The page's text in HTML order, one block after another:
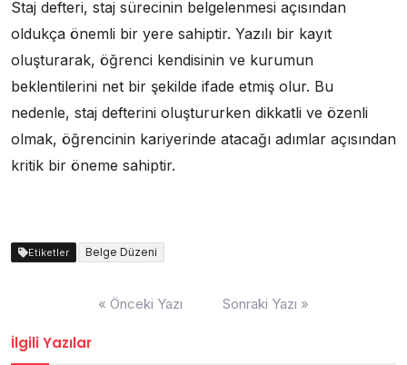
Staj defteri, staj sürecinin belgelenmesi açısından
oldukça önemli bir yere sahiptir. Yazılı bir kayıt
oluşturarak, öğrenci kendisinin ve kurumun
beklentilerini net bir şekilde ifade etmiş olur. Bu
nedenle, staj defterini oluştururken dikkatli ve özenli
olmak, öğrencinin kariyerinde atacağı adımlar açısından
kritik bir öneme sahiptir.
Etiketler Belge Düzeni
« Önceki Yazı Sonraki Yazı »
İlgili Yazılar